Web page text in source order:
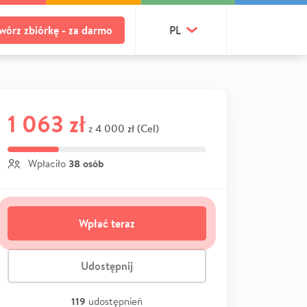
zbiórkę - za darmo PL
1 063 zł z 4 000 zł (Cel)
Wpłaciło 38 osób
Wpłać teraz
Udostępnij
119 udostępnień